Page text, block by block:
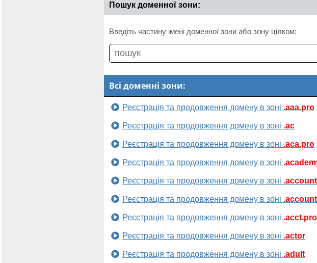
Пошук доменної зони:
Введіть частину імені доменної зони або зону цілком:
Всі доменні зони:
Реєстрація та продовження домену в зоні .aaa.pro
Реєстрація та продовження домену в зоні .ac
Реєстрація та продовження домену в зоні .aca.pro
Реєстрація та продовження домену в зоні
Реєстрація та продовження домену в зоні
Реєстрація та продовження домену в зоні
Реєстрація та продовження домену в зоні .acct.pro
Реєстрація та продовження домену в зоні .actor
Реєстрація та продовження домену в зоні .adult